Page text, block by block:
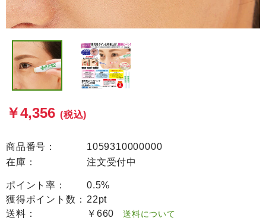
￥4,356 (税込)
商品番号：
1059310000000
在庫：
注文受付中
ポイント率：
0.5%
獲得ポイント数： 22pt
送料：
￥660 送料について